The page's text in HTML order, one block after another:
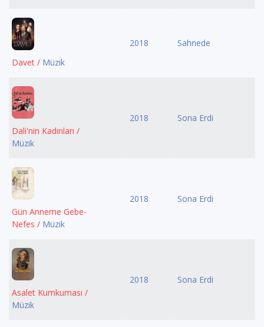
Davet / Müzik
2018 Sahnede
Dali'nin Kadınları /
Müzik
2018 Sona Erdi
Gün Anneme Gebe-
Nefes / Müzik
2018 Sona Erdi
Asalet Kumkuması /
Müzik
2018 Sona Erdi